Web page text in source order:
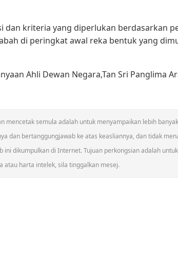
kriteria yang diperlukan berdasarkan
di peringkat awal reka bentuk yang
Ahli Dewan Negara,Tan Sri Panglima
mencetak semula adalah untuk menyampaikan lebih
dan bertanggungjawab ke atas keasliannya, dan tidak
dikumpulkan di Internet. Tujuan perkongsian adalah
atau harta intelek, sila tinggalkan mesej.